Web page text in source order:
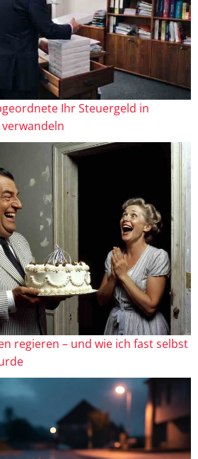
Ihr Steuergeld in
regieren – und wie ich fast selbst